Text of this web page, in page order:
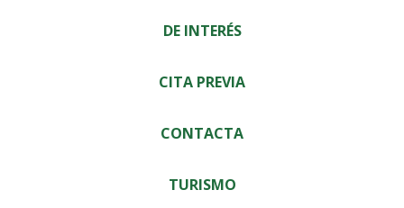
DE INTERÉS
CITA PREVIA
CONTACTA
TURISMO